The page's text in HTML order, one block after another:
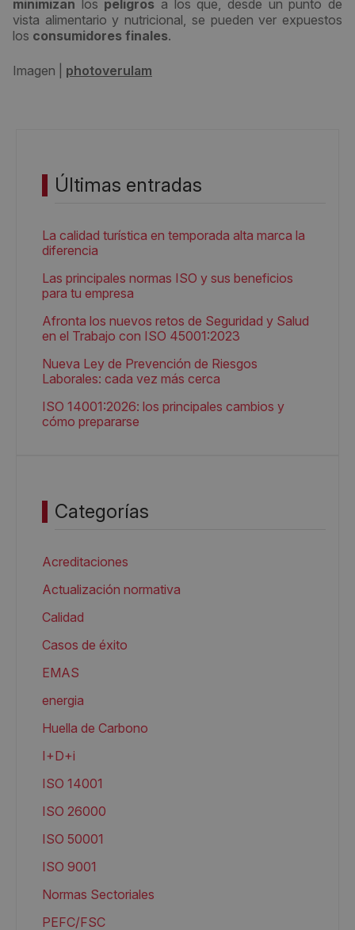
minimizan los peligros a los que, desde un punto de
vista alimentario y nutricional, se pueden ver expuestos
los consumidores finales.
Imagen | photoverulam
Últimas entradas
La calidad turística en temporada alta marca la
diferencia
Las principales normas ISO y sus beneficios
para tu empresa
Afronta los nuevos retos de Seguridad y Salud
en el Trabajo con ISO 45001:2023
Nueva Ley de Prevención de Riesgos
Laborales: cada vez más cerca
ISO 14001:2026: los principales cambios y
cómo prepararse
Categorías
Acreditaciones
Actualización normativa
Calidad
Casos de éxito
EMAS
energia
Huella de Carbono
I+D+i
ISO 14001
ISO 26000
ISO 50001
ISO 9001
Normas Sectoriales
PEFC/FSC